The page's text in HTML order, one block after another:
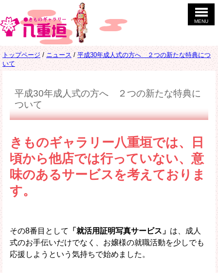
MENU
現
在
トップページ / ニュース /平成30年成人式の方へ ２つの新たな特典につ
いて
平成30年成人式の方へ ２つの新たな特典に
ついて
きものギャラリー八重垣では、日
頃から他店では行っていない、意
味のあるサービスを考えておりま
す。
その8番目として 「就活用証明写真サービス」 は、成人
式のお手伝いだけでなく、お嬢様の就職活動を少しでも
応援しようという気持ちで始めました。